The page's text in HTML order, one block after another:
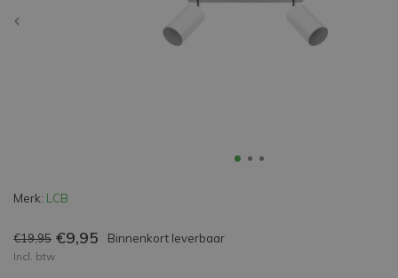
Merk: LCB
€19,95 €9,95 Binnenkort leverbaar
Incl. btw